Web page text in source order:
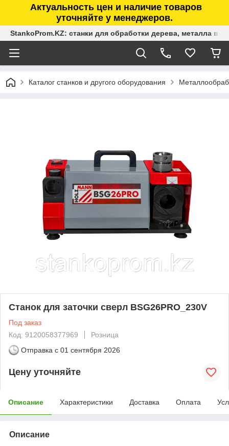
Актуальность цен и наличие товаров
уточняйте у менеджеров.
StankoProm.KZ: станки для обработки дерева, металла в
Каталог станков и другого оборудования
Станок для заточки сверл BSG26PRO_230V
Под заказ
Код: 9120058377969
Розница
Отправка с 01 сентября 2026
Цену уточняйте
Описание Характеристики Доставка Оплата
Описание